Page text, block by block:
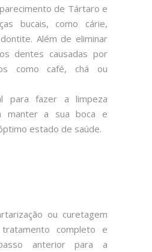
de Tártaro e
bucais, como cárie,
Além de eliminar
dentes causadas por
como café, chá ou
para fazer a limpeza
manter a sua boca e
estado de saúde.
ou curetagem
completo e
anterior para a